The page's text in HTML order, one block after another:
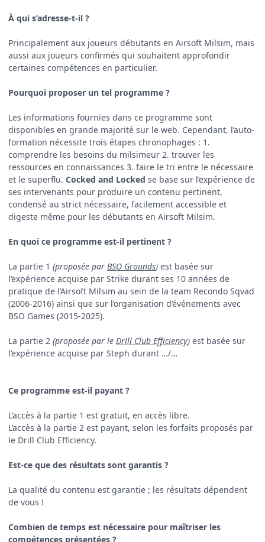
À qui s’adresse-t-il ?
Principalement aux joueurs débutants en Airsoft Milsim, mais
aussi aux joueurs confirmés qui souhaitent approfondir
certaines compétences en particulier.
Pourquoi proposer un tel programme ?
Les informations fournies dans ce programme sont
disponibles en grande majorité sur le web. Cependant, l’auto-
formation nécessite trois étapes chronophages : 1.
comprendre les besoins du milsimeur 2. trouver les
ressources en connaissances 3. faire le tri entre le nécessaire
et le superflu. Cocked and Locked se base sur l’expérience de
ses intervenants pour produire un contenu pertinent,
condensé au strict nécessaire, facilement accessible et
digeste même pour les débutants en Airsoft Milsim.
En quoi ce programme est-il pertinent ?
La partie 1 (proposée par BSO Grounds) est basée sur
l’expérience acquise par Strike durant ses 10 années de
pratique de l’Airsoft Milsim au sein de la team Recondo Sqvad
(2006-2016) ainsi que sur l’organisation d’événements avec
BSO Games (2015-2025).
La partie 2 (proposée par le Drill Club Efficiency) est basée sur
l’expérience acquise par Steph durant …/…
Ce programme est-il payant ?
L’accès à la partie 1 est gratuit, en accès libre.
L’accès à la partie 2 est payant, selon les forfaits proposés par
le Drill Club Efficiency.
Est-ce que des résultats sont garantis ?
La qualité du contenu est garantie ; les résultats dépendent
de vous !
Combien de temps est nécessaire pour maîtriser les
compétences présentées ?